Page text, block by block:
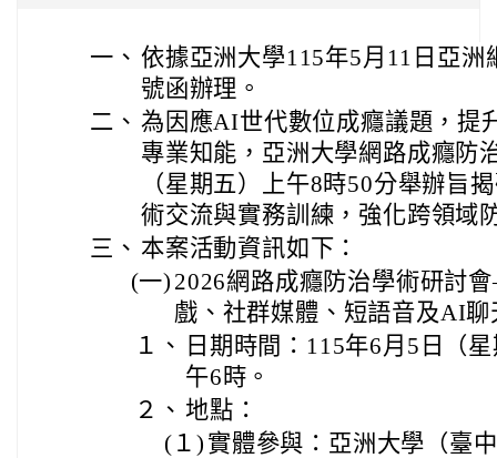
一、 依據亞洲大學115年5月11日亞洲
號函辦理。
二、 為因應AI世代數位成癮議題，提
專業知能，亞洲大學網路成癮防
（星期五）上午8時50分舉辦旨
術交流與實務訓練，強化跨領域
三、 本案活動資訊如下：
(一) 2026網路成癮防治學術研討
戲、社群媒體、短語音及AI聊
１、
日期時間：115年6月5日（
午6時。
２、 地點：
(１) 實體參與：亞洲大學（臺